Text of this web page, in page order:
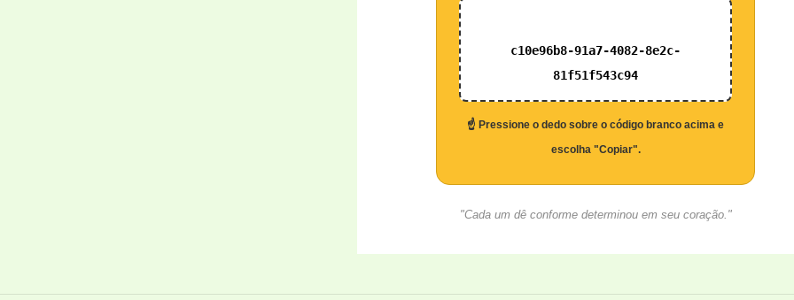
c10e96b8-91a7-4082-8e2c-
81f51f543c94
☝️ Pressione o dedo sobre o código branco acima e
escolha "Copiar".
"Cada um dê conforme determinou em seu coração."